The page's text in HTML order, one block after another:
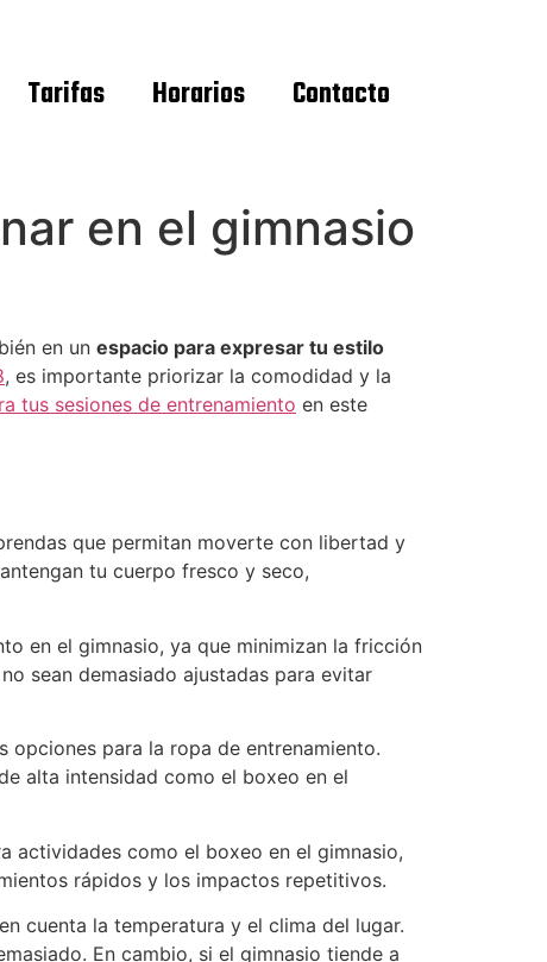
Tarifas Horarios Contacto
en el gimnasio
en un espacio para expresar tu estilo
, es importante priorizar la comodidad y la
tus sesiones de entrenamiento en este
que permitan moverte con libertad y
tu cuerpo fresco y seco,
en el gimnasio, ya que minimizan la fricción
sean demasiado ajustadas para evitar
opciones para la ropa de entrenamiento.
alta intensidad como el boxeo en el
actividades como el boxeo en el gimnasio,
rápidos y los impactos repetitivos.
cuenta la temperatura y el clima del lugar.
En cambio, si el gimnasio tiende a